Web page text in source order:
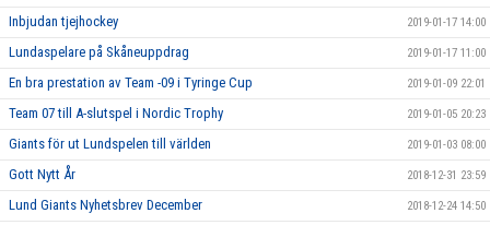
Inbjudan tjejhockey 2019-01-17 14:00
Lundaspelare på Skåneuppdrag 2019-01-17 11:00
En bra prestation av Team -09 i Tyringe Cup 2019-01-09 22:01
Team 07 till A-slutspel i Nordic Trophy 2019-01-05 20:23
Giants för ut Lundspelen till världen 2019-01-03 08:00
Gott Nytt År 2018-12-31 23:59
Lund Giants Nyhetsbrev December 2018-12-24 14:50